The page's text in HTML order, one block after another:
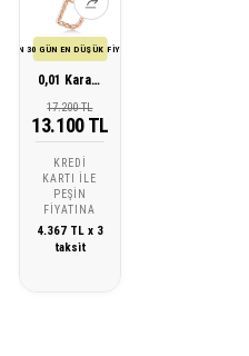
SON 30 GÜN EN DÜŞÜK FİYATI
0,01 Karat D Harfi Pırlanta Kolye
17.200 TL
13.100 TL
KREDI
KARTI ILE
PEŞIN
FIYATINA
4.367 TL x 3
taksit